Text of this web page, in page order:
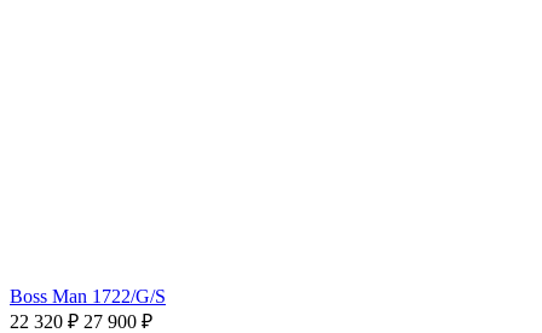
Boss Man 1722/G/S
22 320 ₽ 27 900 ₽